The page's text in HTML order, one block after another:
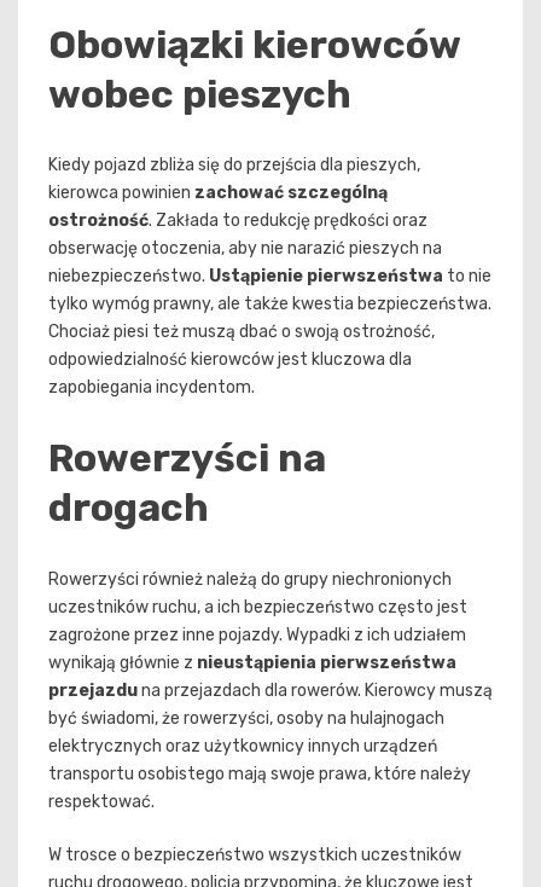
Obowiązki kierowców
wobec pieszych
Kiedy pojazd zbliża się do przejścia dla pieszych,
kierowca powinien zachować szczególną
ostrożność. Zakłada to redukcję prędkości oraz
obserwację otoczenia, aby nie narazić pieszych na
niebezpieczeństwo. Ustąpienie pierwszeństwa to nie
tylko wymóg prawny, ale także kwestia bezpieczeństwa.
Chociaż piesi też muszą dbać o swoją ostrożność,
odpowiedzialność kierowców jest kluczowa dla
zapobiegania incydentom.
Rowerzyści na
drogach
Rowerzyści również należą do grupy niechronionych
uczestników ruchu, a ich bezpieczeństwo często jest
zagrożone przez inne pojazdy. Wypadki z ich udziałem
wynikają głównie z nieustąpienia pierwszeństwa
przejazduna przejazdach dla rowerów. Kierowcy muszą
być świadomi, że rowerzyści, osoby na hulajnogach
elektrycznych oraz użytkownicy innych urządzeń
transportu osobistego mają swoje prawa, które należy
respektować.
W trosce o bezpieczeństwo wszystkich uczestników
ruchu drogowego, policja przypomina, że kluczowe jest